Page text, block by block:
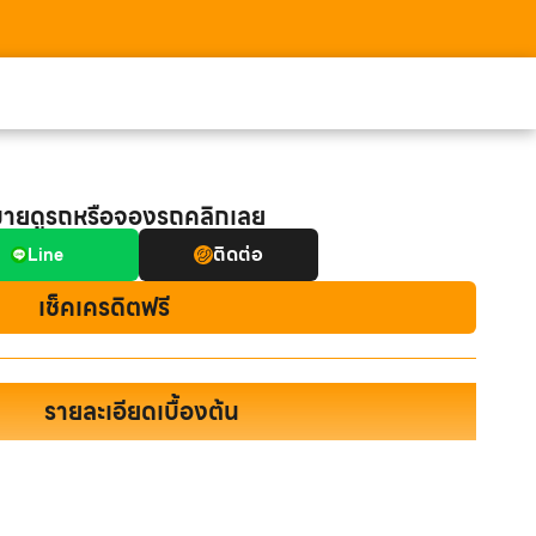
ยดูรถหรือจองรถคลิกเลย
Line ติดต่อ
เช็คเครดิตฟรี
รายละเอียดเบื้องต้น